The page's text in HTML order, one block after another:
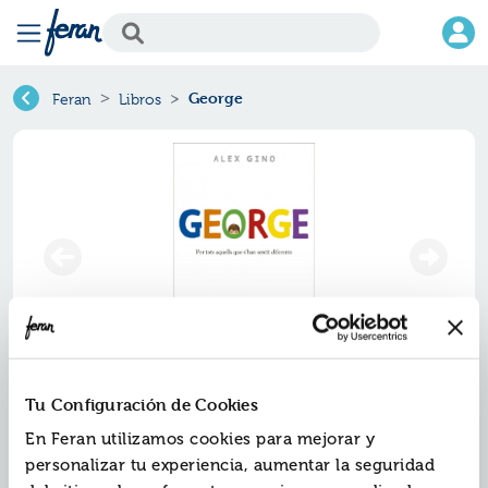
Tu Configuración de Cookies
En Feran utilizamos cookies para mejorar y
personalizar tu experiencia, aumentar la seguridad
Feran Libros George
George
Ref. Z-9788416297580
ISBN:9788416297580